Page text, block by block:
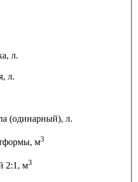
л.
л.
(одинарный), л.
м3
2:1, м3